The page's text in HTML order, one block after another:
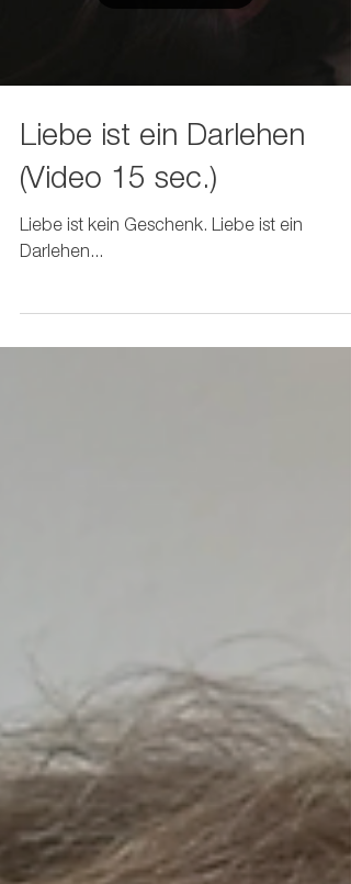
Liebe ist ein Darlehen
(Video 15 sec.)
Liebe ist kein Geschenk. Liebe ist ein
Darlehen...